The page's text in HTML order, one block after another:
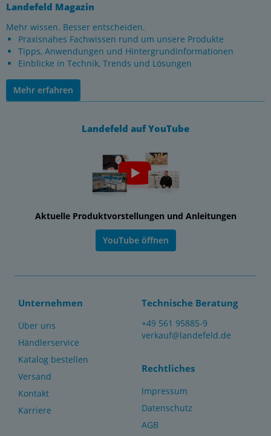
Landefeld Magazin
Mehr wissen. Besser entscheiden.
Praxisnahes Fachwissen rund um unsere Produkte
Tipps, Anwendungen und Hintergrundinformationen
Einblicke in Technik, Trends und Lösungen
Mehr erfahren
Landefeld auf YouTube
Aktuelle Produktvorstellungen und Anleitungen
YouTube öffnen
Unternehmen
Über uns
Händlerservice
Katalog bestellen
Versand
Kontakt
Karriere
Technische Beratung
+49 561 95885-9
verkauf@landefeld.de
Rechtliches
Impressum
Datenschutz
AGB